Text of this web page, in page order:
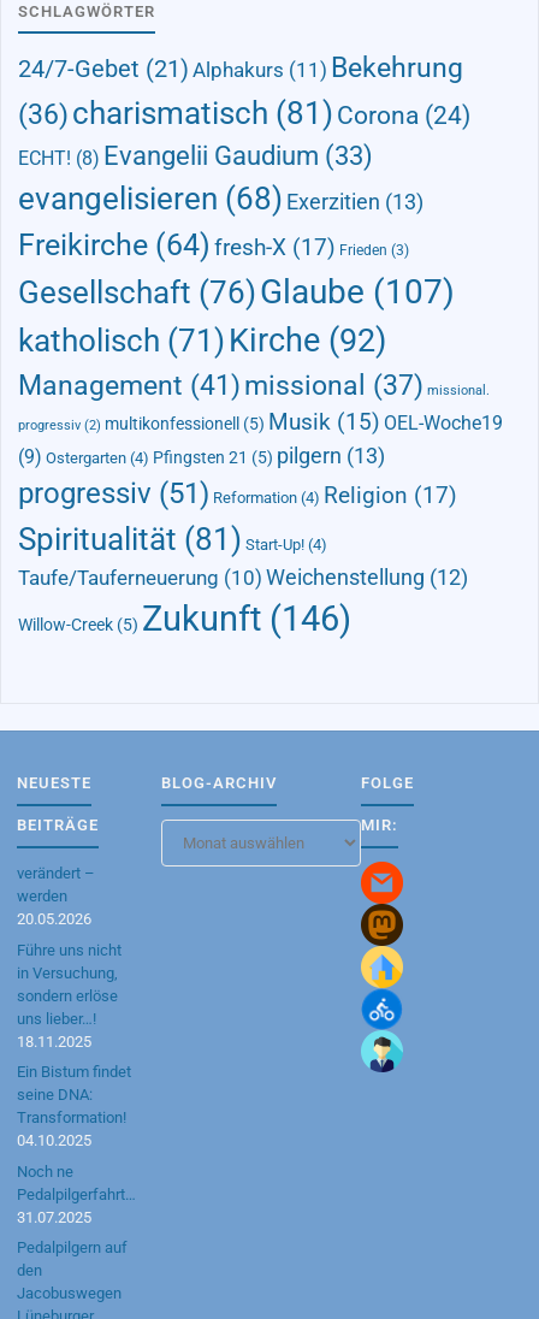
SCHLAGWÖRTER
24/7-Gebet (21) Alphakurs (11) Bekehrung
(36)charismatisch (81) Corona (24)
ECHT! (8) Evangelii Gaudium (33)
evangelisieren (68) Exerzitien (13)
Freikirche (64) fresh-X (17) Frieden (3)
Gesellschaft (76)Glaube (107)
katholisch (71) Kirche (92)
Management (41)missional (37) missional.
progressiv (2) multikonfessionell (5) Musik (15) OEL-Woche19
(9) Ostergarten (4) Pfingsten 21 (5) pilgern (13)
progressiv (51) Reformation (4) Religion (17)
Spiritualität (81) Start-Up! (4)
Taufe/Tauferneuerung (10) Weichenstellung (12)
Willow-Creek (5) Zukunft (146)
NEUESTE
BEITRÄGE
verändert –
werden
20.05.2026
Führe uns nicht
in Versuchung,
sondern erlöse
uns lieber…!
18.11.2025
Ein Bistum findet
seine DNA:
Transformation!
04.10.2025
Noch ne
Pedalpilgerfahrt…
31.07.2025
Pedalpilgern auf
den
Jacobuswegen
BLOG-ARCHIV
Archiv
FOLGE
MIR: